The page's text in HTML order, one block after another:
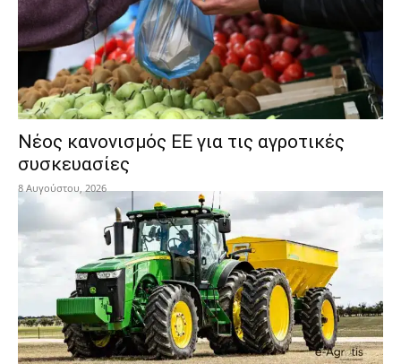
Νέος κανονισμός ΕΕ για τις αγροτικές
συσκευασίες
8 Αυγούστου, 2026